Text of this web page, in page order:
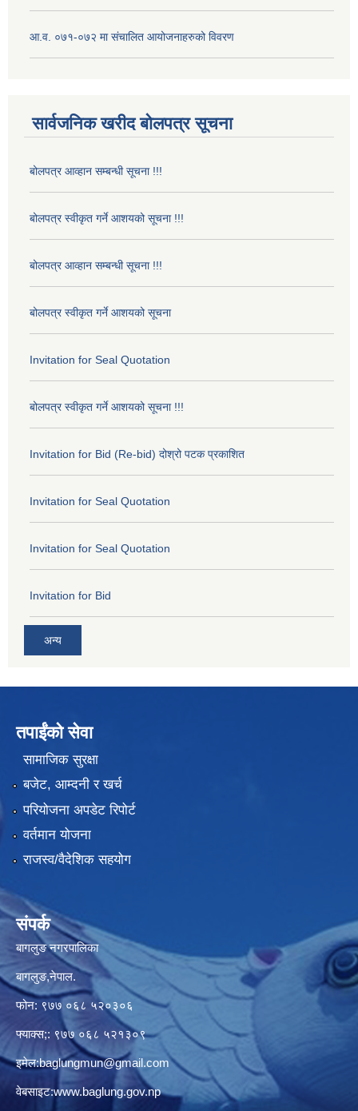
आ.व. ०७१-०७२ मा संचालित आयोजनाहरुको विवरण
सार्वजनिक खरीद बोलपत्र सूचना
बोलपत्र आव्हान सम्बन्धी सूचना !!!
बोलपत्र स्वीकृत गर्ने आशयको सूचना !!!
बोलपत्र आव्हान सम्बन्धी सूचना !!!
बोलपत्र स्वीकृत गर्ने आशयको सूचना
Invitation for Seal Quotation
बोलपत्र स्वीकृत गर्ने आशयको सूचना !!!
Invitation for Bid (Re-bid) दोश्रो पटक प्रकाशित
Invitation for Seal Quotation
Invitation for Seal Quotation
Invitation for Bid
अन्य
तपाईंको सेवा
सामाजिक सुरक्षा
बजेट, आम्दनी र खर्च
परियोजना अपडेट रिपोर्ट
वर्तमान योजना
राजस्व/वैदेशिक सहयोग
संपर्क
बागलुङ नगरपालिका
बागलुङ,नेपाल.
फोन: ९७७ ०६८ ५२०३०६
फ्याक्स;: ९७७ ०६८ ५२१३०९
इमेल:baglungmun@gmail.com
वेबसाइट:www.baglung.gov.np